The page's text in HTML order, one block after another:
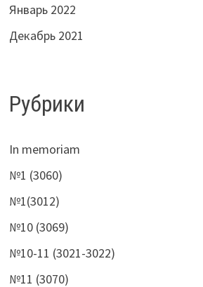
Январь 2022
Декабрь 2021
Рубрики
In memoriam
№1 (3060)
№1(3012)
№10 (3069)
№10-11 (3021-3022)
№11 (3070)